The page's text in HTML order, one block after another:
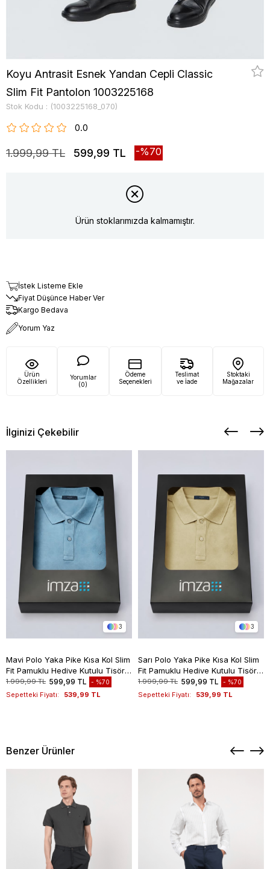
Koyu Antrasit Esnek Yandan Cepli Classic
Slim Fit Pantolon 1003225168
Stok Kodu (1003225168_070)
0.0
1.999,99 TL 599,99 TL 70
Ürün stoklarımızda kalmamıştır.
İstek Listeme Ekle
Fiyat Düşünce Haber Ver
Kargo Bedava
Yorum Yaz
Ürün
Özellikleri
Yorumlar
(0)
Ödeme
Seçenekleri
Teslimat
ve İade
Stoktaki
Mağazalar
İlginizi Çekebilir
3
Mavi Polo Yaka Pike Kısa Kol Slim
Fit Pamuklu Hediye Kutulu Tişört
1011260169
1.999,99 TL 599,99 TL %70
Sepetteki Fiyatı: 539,99 TL
3
Sarı Polo Yaka Pike Kısa Kol Slim
Fit Pamuklu Hediye Kutulu Tişört
1011260169
1.999,99 TL 599,99 TL %70
Sepetteki Fiyatı: 539,99 TL
Benzer Ürünler